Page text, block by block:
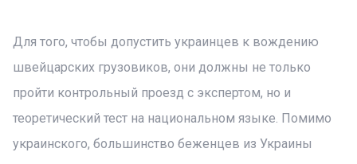
Для того, чтобы допустить украинцев к вождению
швейцарских грузовиков, они должны не только
пройти контрольный проезд с экспертом, но и
теоретический тест на национальном языке. Помимо
украинского, большинство беженцев из Украины